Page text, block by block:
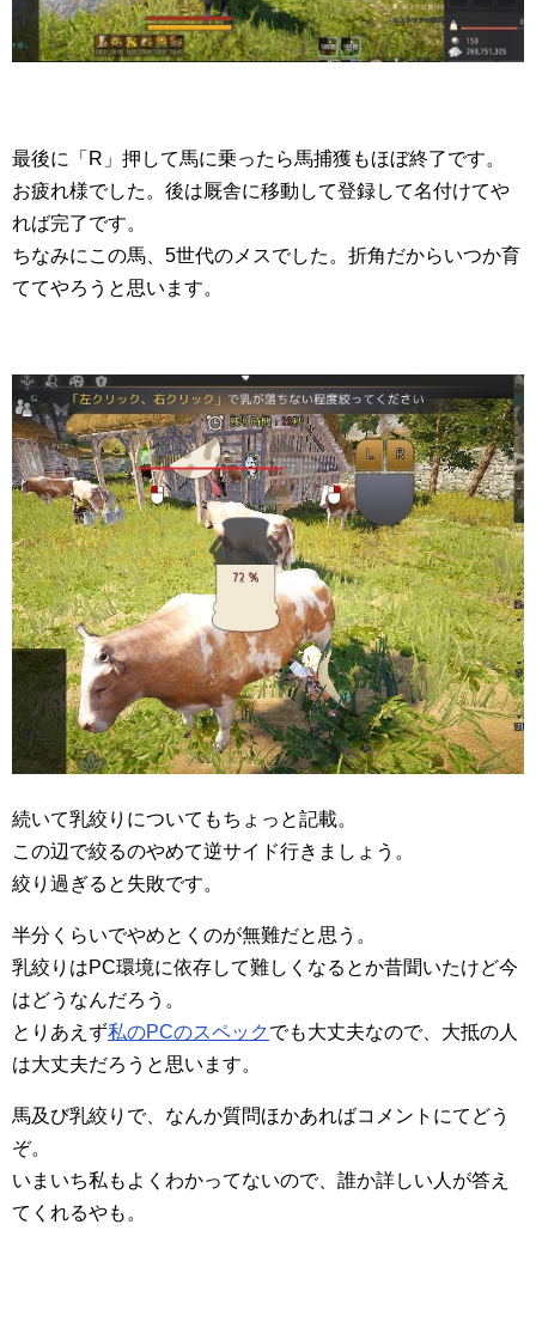
最後に「R」押して馬に乗ったら馬捕獲もほぼ終了です。
お疲れ様でした。後は厩舎に移動して登録して名付けてや
れば完了です。
ちなみにこの馬、5世代のメスでした。折角だからいつか育
ててやろうと思います。
続いて乳絞りについてもちょっと記載。
この辺で絞るのやめて逆サイド行きましょう。
絞り過ぎると失敗です。
半分くらいでやめとくのが無難だと思う。
乳絞りはPC環境に依存して難しくなるとか昔聞いたけど今
はどうなんだろう。
とりあえず私のPCのスペック でも大丈夫なので、大抵の人
は大丈夫だろうと思います。
馬及び乳絞りで、なんか質問ほかあればコメントにてどう
ぞ。
いまいち私もよくわかってないので、誰か詳しい人が答え
てくれるやも。